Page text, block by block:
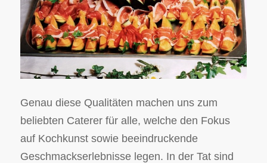
Genau diese Qualitäten machen uns zum
beliebten Caterer für alle, welche den Fokus
auf Kochkunst sowie beeindruckende
Geschmackserlebnisse legen. In der Tat sind